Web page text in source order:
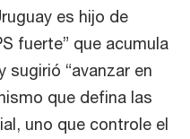
es hijo de
fuerte” que acumula
sugirió “avanzar en
que defina las
uno que controle el